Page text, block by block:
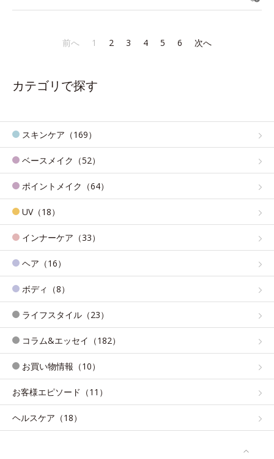
前へ 1 2 3 4 5 6 次へ
カテゴリで探す
スキンケア（169）
ベースメイク（52）
ポイントメイク（64）
UV（18）
インナーケア（33）
ヘア（16）
ボディ（8）
ライフスタイル（23）
コラム&エッセイ（182）
お買い物情報（10）
お客様エピソード（11）
ヘルスケア（18）